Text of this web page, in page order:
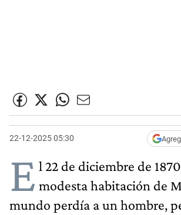
22-12-2025 05:30
E l 22 de diciembre de
modesta habitación de
mundo perdía a un hombre,